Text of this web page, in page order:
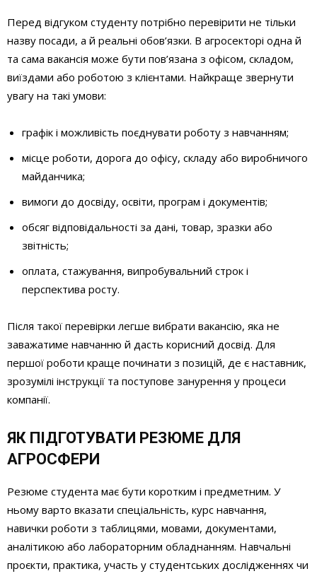
Перед відгуком студенту потрібно перевірити не тільки
назву посади, а й реальні обов’язки. В агросекторі одна й
та сама вакансія може бути пов’язана з офісом, складом,
виїздами або роботою з клієнтами. Найкраще звернути
увагу на такі умови:
графік і можливість поєднувати роботу з навчанням;
місце роботи, дорога до офісу, складу або виробничого
майданчика;
вимоги до досвіду, освіти, програм і документів;
обсяг відповідальності за дані, товар, зразки або
звітність;
оплата, стажування, випробувальний строк і
перспектива росту.
Після такої перевірки легше вибрати вакансію, яка не
заважатиме навчанню й дасть корисний досвід. Для
першої роботи краще починати з позицій, де є наставник,
зрозумілі інструкції та поступове занурення у процеси
компанії.
ЯК ПІДГОТУВАТИ РЕЗЮМЕ ДЛЯ
АГРОСФЕРИ
Резюме студента має бути коротким і предметним. У
ньому варто вказати спеціальність, курс навчання,
навички роботи з таблицями, мовами, документами,
аналітикою або лабораторним обладнанням. Навчальні
проєкти, практика, участь у студентських дослідженнях чи